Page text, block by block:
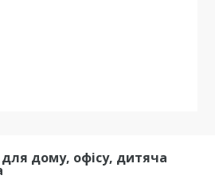
дому, офісу, дитяча